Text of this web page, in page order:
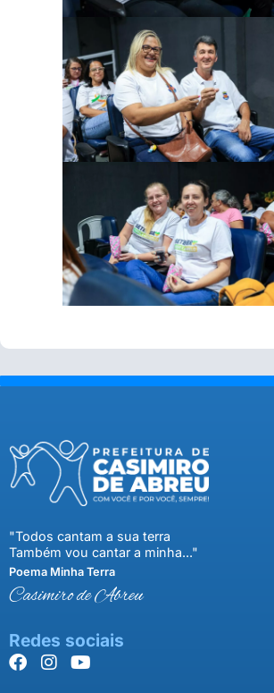
"Todos cantam a sua terra
Também vou cantar a minha..."
Poema Minha Terra
Casimiro de Abreu
Redes sociais